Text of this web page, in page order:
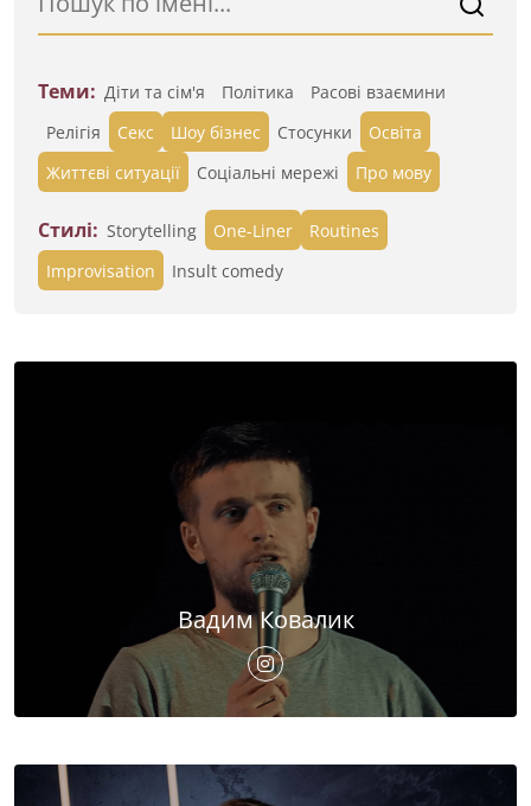
Теми: Діти та сім'я Політика
Расові взаємини
Релігія
Секс Шоу бізнес Стосунки
Освіта
Життєві ситуації
Cоціальні мережі Про мову
Стилі: Storytelling One-Liner
Routines
Improvisation
Insult comedy
Вадим Ковалик